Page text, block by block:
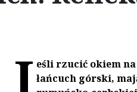
J eśli rzucić okiem
łańcuch górski,